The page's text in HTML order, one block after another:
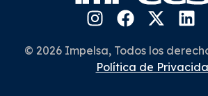
© 2026 Impelsa, Todos los
Política de